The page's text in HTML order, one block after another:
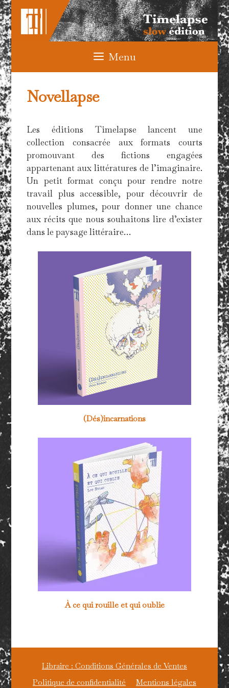
Aller
au
contenu
Menu
Novellapse
Les éditions Timelapse lancent une
collection consacrée aux formats courts
promouvant des fictions engagées
appartenant aux littératures de l’imaginaire.
Un petit format conçu pour rendre notre
travail plus accessible, pour découvrir de
nouvelles plumes, pour donner une chance
aux récits que nous souhaitons lire d’exister
dans le paysage littéraire…
(Dés)incarnations
À ce qui rouille et qui oublie
Libraire : Conditions Générales de Ventes
Politique de confidentialité
Mentions légales